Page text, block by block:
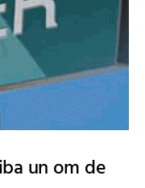
un om de